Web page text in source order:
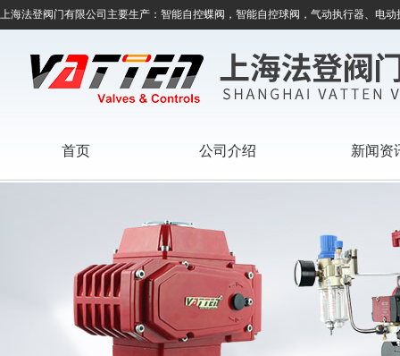
上海法登阀门有限公司主要生产：智能自控蝶阀，智能自控球阀，气动执行器、电
首页 公司介绍 新闻资